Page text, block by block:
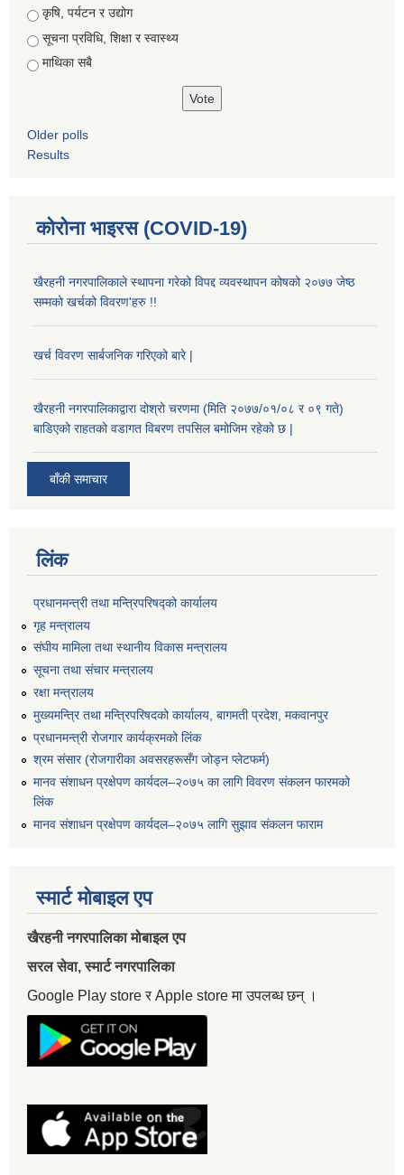
कृषि, पर्यटन र उद्योग
सूचना प्रविधि, शिक्षा र स्वास्थ्य
माथिका सबै
Older polls
Results
कोरोना भाइरस (COVID-19)
खैरहनी नगरपालिकाले स्थापना गरेको विपद्द व्यवस्थापन कोषको २०७७ जेष्ठ
सम्मको खर्चको विवरण'हरु !!
खर्च विवरण सार्बजनिक गरिएको बारे |
खैरहनी नगरपालिकाद्वारा दोश्रो चरणमा (मिति २०७७/०१/०८ र ०९ गते)
बाडिएको राहतको वडागत विबरण तपसिल बमोजिम रहेको छ |
बाँकी समाचार
लिंक
प्रधानमन्त्री तथा मन्त्रिपरिषद्को कार्यालय
गृह मन्त्रालय
संघीय मामिला तथा स्थानीय विकास मन्त्रालय
सूचना तथा संचार मन्त्रालय
रक्षा मन्त्रालय
मुख्यमन्त्रि तथा मन्त्रिपरिषदको कार्यालय, बागमती प्रदेश, मकवानपुर
प्रधानमन्त्री रोजगार कार्यक्रमको लिंक
श्रम संसार (रोजगारीका अवसरहरूसँग जोड्न प्लेटफर्म)
मानव संशाधन प्रक्षेपण कार्यदल–२०७५ का लागि विवरण संकलन फारमको
लिंक
मानव संशाधन प्रक्षेपण कार्यदल–२०७५ लागि सुझाव संकलन फाराम
स्मार्ट मोबाइल एप
खैरहनी नगरपालिका मोबाइल एप
सरल सेवा, स्मार्ट नगरपालिका
Google Play store र Apple store मा उपलब्ध छन् ।